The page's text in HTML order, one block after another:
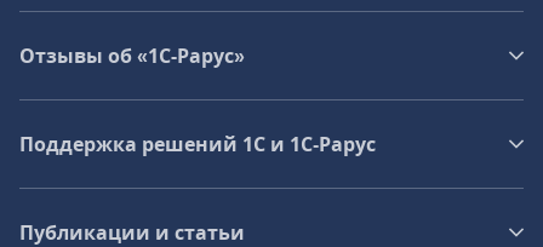
Отзывы об «1С-Рарус»
Поддержка решений 1С и 1С‑Рарус
Публикации и статьи